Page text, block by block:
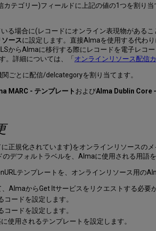
カテゴリー)フィールドに上記の値の1つを割り
る場合に(レコードにオンライン表現物がある
ースに設定します。直接Almaを使用する代わ
からAlmaに移行する際にレコードを電子レコ
。詳細については、「オンラインリソース配信
ごとに配信/delcategoryを割り当てます。
MARC - テンプレート およびAlma Dublin Core
正規化されています)をオンラインリソースの
のデフォルトラベルを、Almaに使用される用語
テンプレートを、オンラインリソース用の
AlmaからGet Itサービスをリクエストする必要
ードを設定します。
ードを設定します。
使用されるテンプレートを設定します。